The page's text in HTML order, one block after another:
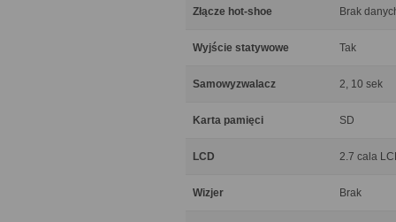
Złącze hot-shoe Brak
Wyjście statywowe Tak
Samowyzwalacz 2, 10 sek
Karta pamięci SD
LCD 2.7 cala
Wizjer Brak